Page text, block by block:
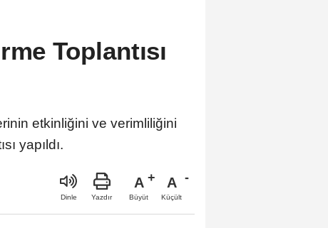
Toplantısı
etkinliğini ve verimliliğini
yapıldı.
Dinle Yazdır
A
Büyüt
A
Küçült